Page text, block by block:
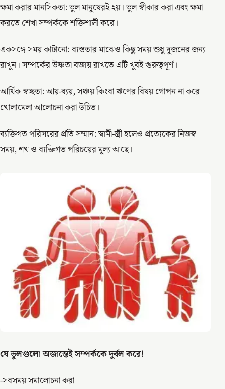
ক্ষমা করার মানসিকতা: ভুল মানুষেরই হয়। ভুল স্বীকার করা এবং ক্ষমা
করতে শেখা সম্পর্ককে শক্তিশালী করে।
একসঙ্গে সময় কাটানো: ব্যস্ততার মাঝেও কিছু সময় শুধু দুজনের জন্য
রাখুন। সম্পর্কের উষ্ণতা বজায় রাখতে এটি খুবই গুরুত্বপূর্ণ।
আর্থিক স্বচ্ছতা: আয়-ব্যয়, সঞ্চয় কিংবা ঋণের বিষয় গোপন না করে
খোলামেলা আলোচনা করা উচিত।
ব্যক্তিগত পরিসরের প্রতি সম্মান: স্বামী-স্ত্রী হলেও প্রত্যেকের নিজস্ব
সময়, শখ ও ব্যক্তিগত পরিচয়ের মূল্য আছে।
যে ভুলগুলো অজান্তেই সম্পর্ককে দুর্বল করে!
-সবসময় সমালোচনা করা